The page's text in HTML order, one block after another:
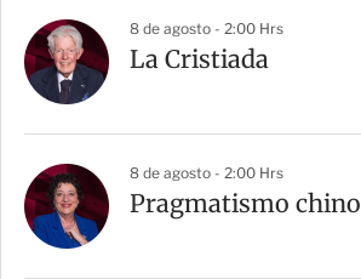
8 de agosto - 2:00 Hrs
La Cristiada
8 de agosto - 2:00 Hrs
Pragmatismo chino